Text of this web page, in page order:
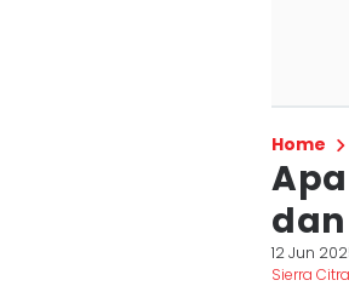
Home
12 Jun
Sierra Citra